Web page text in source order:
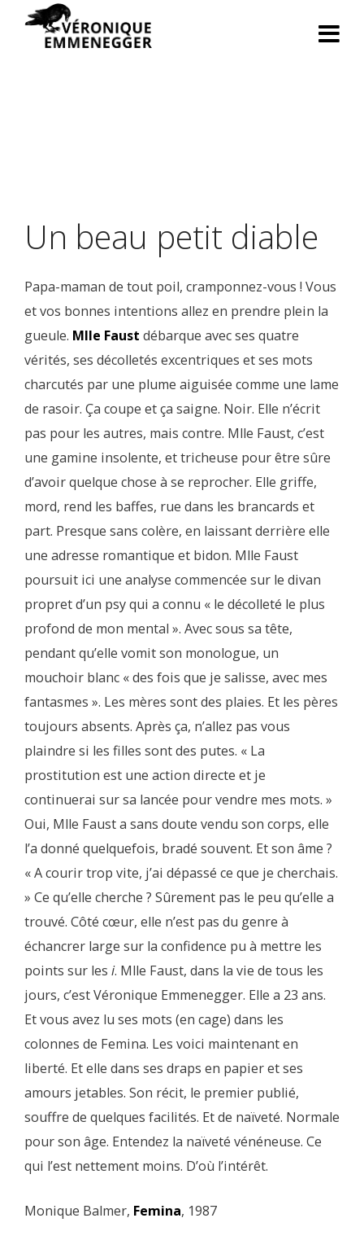
Un beau petit diable
Papa-maman de tout poil, cramponnez-vous ! Vous
et vos bonnes intentions allez en prendre plein la
gueule. Mlle Faust débarque avec ses quatre
vérités, ses décolletés excentriques et ses mots
charcutés par une plume aiguisée comme une lame
de rasoir. Ça coupe et ça saigne. Noir. Elle n’écrit
pas pour les autres, mais contre. Mlle Faust, c’est
une gamine insolente, et tricheuse pour être sûre
d’avoir quelque chose à se reprocher. Elle griffe,
mord, rend les baffes, rue dans les brancards et
part. Presque sans colère, en laissant derrière elle
une adresse romantique et bidon. Mlle Faust
poursuit ici une analyse commencée sur le divan
propret d’un psy qui a connu « le décolleté le plus
profond de mon mental ». Avec sous sa tête,
pendant qu’elle vomit son monologue, un
mouchoir blanc « des fois que je salisse, avec mes
fantasmes ». Les mères sont des plaies. Et les pères
toujours absents. Après ça, n’allez pas vous
plaindre si les filles sont des putes. « La
prostitution est une action directe et je
continuerai sur sa lancée pour vendre mes mots. »
Oui, Mlle Faust a sans doute vendu son corps, elle
l’a donné quelquefois, bradé souvent. Et son âme ?
« A courir trop vite, j’ai dépassé ce que je cherchais.
» Ce qu’elle cherche ? Sûrement pas le peu qu’elle a
trouvé. Côté cœur, elle n’est pas du genre à
échancrer large sur la confidence pu à mettre les
points sur les i. Mlle Faust, dans la vie de tous les
jours, c’est Véronique Emmenegger. Elle a 23 ans.
Et vous avez lu ses mots (en cage) dans les
colonnes de Femina. Les voici maintenant en
liberté. Et elle dans ses draps en papier et ses
amours jetables. Son récit, le premier publié,
souffre de quelques facilités. Et de naïveté. Normale
pour son âge. Entendez la naïveté vénéneuse. Ce
qui l’est nettement moins. D’où l’intérêt.
Monique Balmer, Femina, 1987